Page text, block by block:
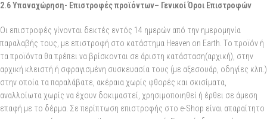
2.6 Υπαναχώρηση- Επιστροφές προϊόντων– Γενικοί Όροι Επιστροφών
Οι επιστροφές γίνονται δεκτές εντός 14 ημερών από την ημερομηνία
παραλαβής τους, με επιστροφή στο κατάστημα Heaven on Earth. Tο προϊόν ή
τα προϊόντα θα πρέπει να βρίσκονται σε άριστη κατάσταση(αρχική), στην
αρχική κλειστή ή σφραγισμένη συσκευασία τους (με αξεσουάρ, οδηγίες κλπ.)
στην οποία τα παραλάβατε, ακέραια χωρίς φθορές και σκισίματα,
αναλλοίωτα χωρίς να έχουν δοκιμαστεί, χρησιμοποιηθεί ή έρθει σε άμεση
επαφή με το δέρμα. Σε περίπτωση επιστροφής στο e-Shop είναι απαραίτητο